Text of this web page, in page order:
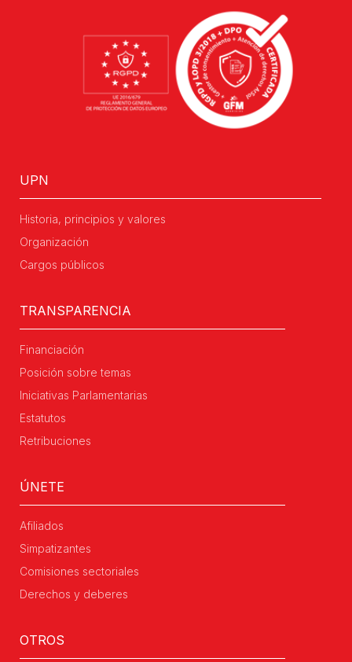
UPN
Historia, principios y valores
Organización
Cargos públicos
TRANSPARENCIA
Financiación
Posición sobre temas
Iniciativas Parlamentarias
Estatutos
Retribuciones
ÚNETE
Afiliados
Simpatizantes
Comisiones sectoriales
Derechos y deberes
OTROS